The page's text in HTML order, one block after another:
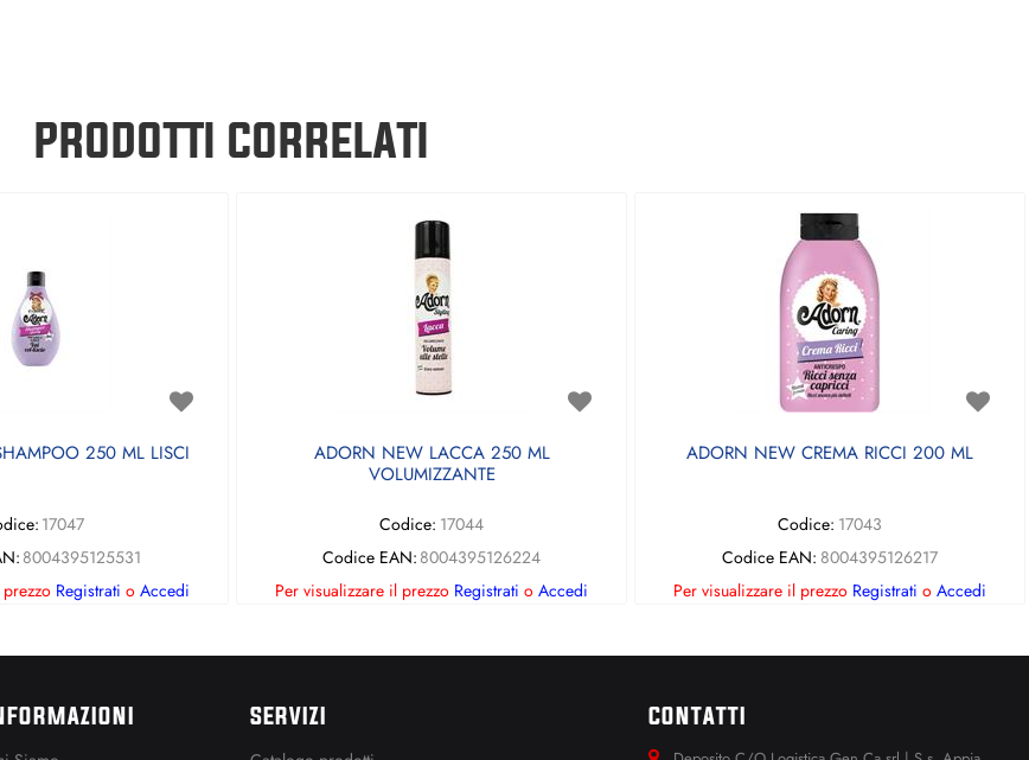
PRODOTTI CORRELATI
250 ML LISCI
17047
8004395125531
Registrati o Accedi
ADORN NEW LACCA 250 ML
VOLUMIZZANTE
Codice: 17044
Codice EAN: 8004395126224
Per visualizzare il prezzo Registrati o Accedi
ADORN NEW CREMA RICCI 200 ML
Codice: 17043
Codice EAN: 8004395126217
Per visualizzare il prezzo Registrati o Accedi
SERVIZI CONTATTI